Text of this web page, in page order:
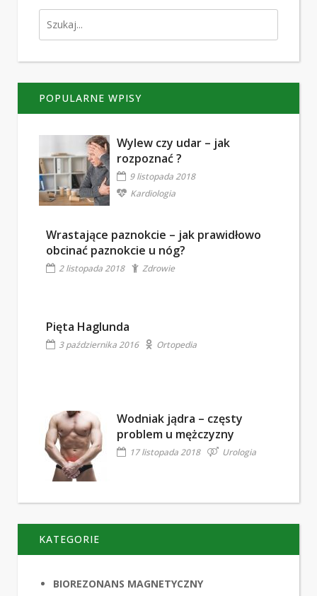
POPULARNE WPISY
Wylew czy udar – jak
rozpoznać ?
9 listopada 2018
Kardiologia
Wrastające paznokcie – jak prawidłowo
obcinać paznokcie u nóg?
2 listopada 2018 Zdrowie
Pięta Haglunda
3 października 2016 Ortopedia
Wodniak jądra – częsty
problem u mężczyzny
17 listopada 2018 Urologia
KATEGORIE
BIOREZONANS MAGNETYCZNY